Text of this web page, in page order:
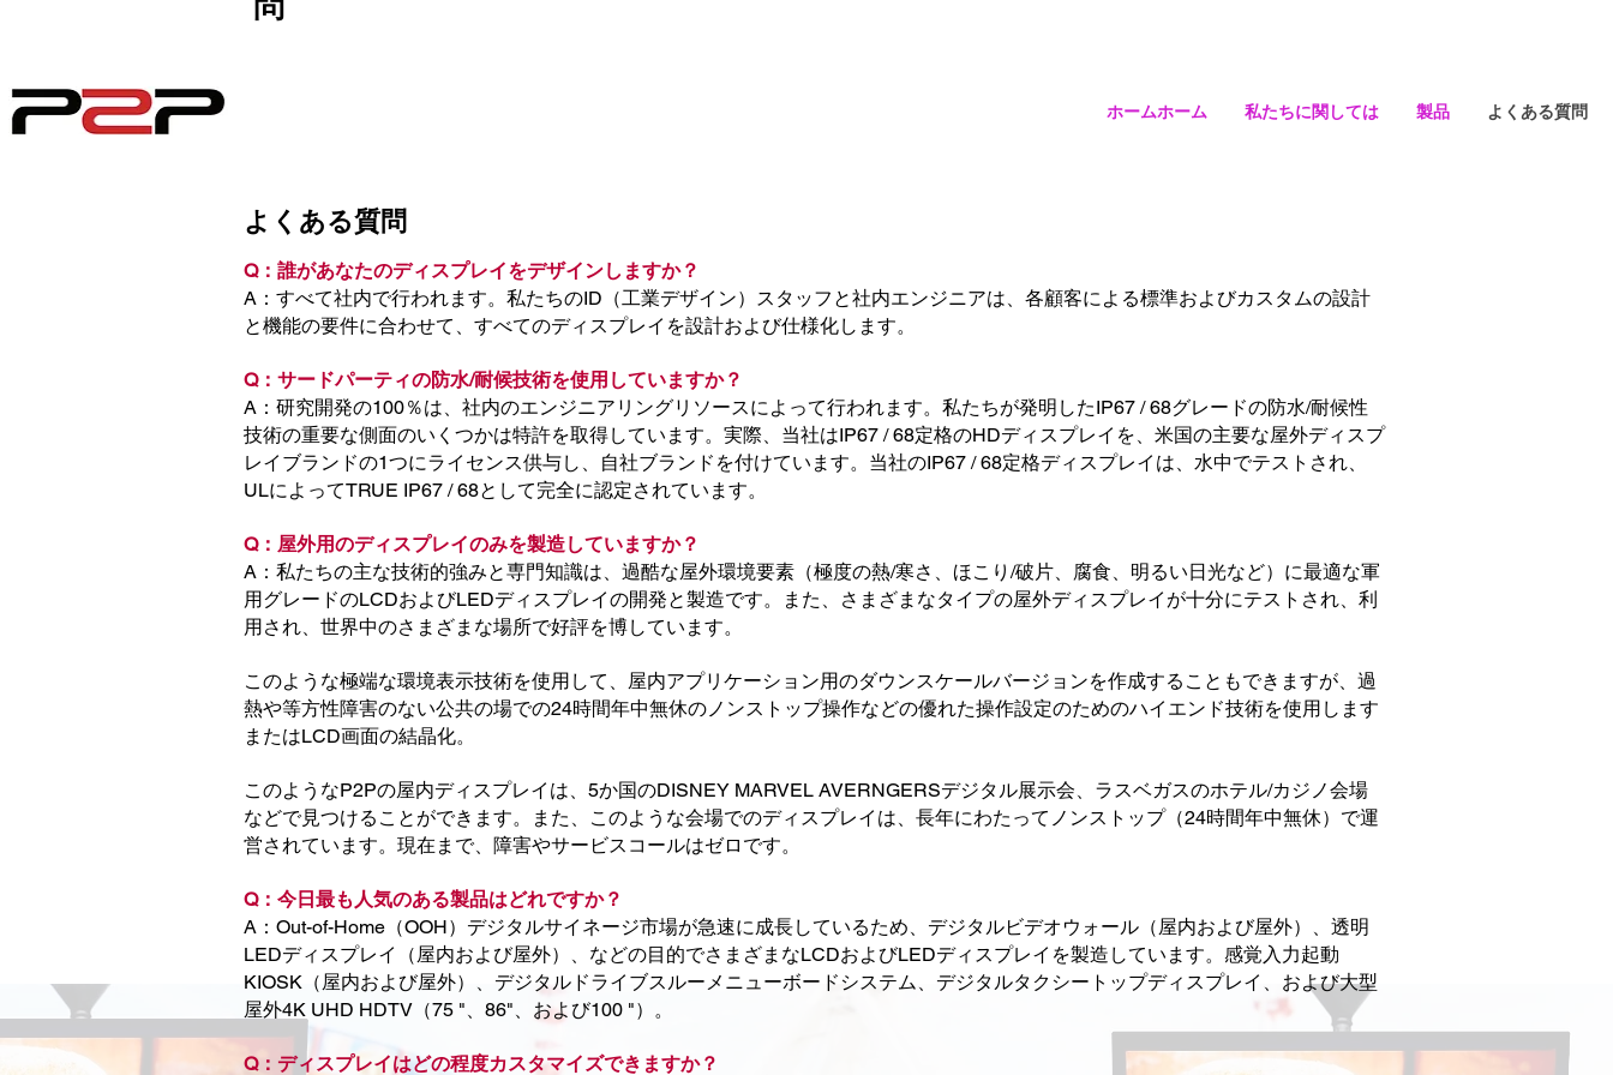
ホームホーム 私たちに関しては 製品 よくある質問
よくある質問
Q：誰があなたのディスプレイをデザインしますか？
A：すべて社内で行われます。私たちのID（工業デザイン）スタッフと社内エンジニアは、各顧客による標準およびカスタムの設計
と機能の要件に合わせて、すべてのディスプレイを設計および仕様化します。
Q：サードパーティの防水/耐候技術を使用していますか？
A：研究開発の100％は、社内のエンジニアリングリソースによって行われます。私たちが発明したIP67 / 68グレードの防水/耐候性
技術の重要な側面のいくつかは特許を取得しています。実際、当社はIP67 / 68定格のHDディスプレイを、米国の主要な屋外ディスプ
レイブランドの1つにライセンス供与し、自社ブランドを付けています。当社のIP67 / 68定格ディスプレイは、水中でテストされ、
ULによってTRUE IP67 / 68として完全に認定されています。
Q：屋外用のディスプレイのみを製造していますか？
A：私たちの主な技術的強みと専門知識は、過酷な屋外環境要素（極度の熱/寒さ、ほこり/破片、腐食、明るい日光など）に最適な軍
用グレードのLCDおよびLEDディスプレイの開発と製造です。また、さまざまなタイプの屋外ディスプレイが十分にテストされ、利
用され、世界中のさまざまな場所で好評を博しています。
このような極端な環境表示技術を使用して、屋内アプリケーション用のダウンスケールバージョンを作成することもできますが、過
熱や等方性障害のない公共の場での24時間年中無休のノンストップ操作などの優れた操作設定のためのハイエンド技術を使用します
またはLCD画面の結晶化。
このようなP2Pの屋内ディスプレイは、5か国のDISNEY MARVEL AVERNGERSデジタル展示会、ラスベガスのホテル/カジノ会場
などで見つけることができます。また、このような会場でのディスプレイは、長年にわたってノンストップ（24時間年中無休）で運
営されています。現在まで、障害やサービスコールはゼロです。
Q：今日最も人気のある製品はどれですか？
A：Out-of-Home（OOH）デジタルサイネージ市場が急速に成長しているため、デジタルビデオウォール（屋内および屋外）、透明
LEDディスプレイ（屋内および屋外）、などの目的でさまざまなLCDおよびLEDディスプレイを製造しています。感覚入力起動
KIOSK（屋内および屋外）、デジタルドライブスルーメニューボードシステム、デジタルタクシートップディスプレイ、および大型
屋外4K UHD HDTV（75 "、86"、および100 "）。
Q：ディスプレイはどの程度カスタマイズできますか？